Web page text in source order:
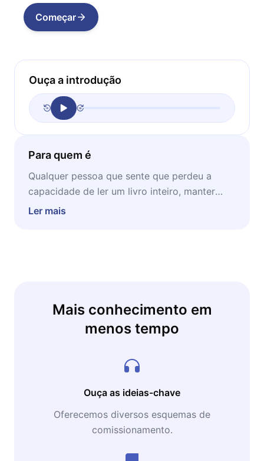
Começar
Ouça a introdução
Para quem é
Qualquer pessoa que sente que perdeu a
capacidade de ler um livro inteiro, manter
uma conversa longa ou simplesmente pensar
Ler mais
Mais conhecimento em
menos tempo
Ouça as ideias-chave
Oferecemos diversos esquemas de
comissionamento.